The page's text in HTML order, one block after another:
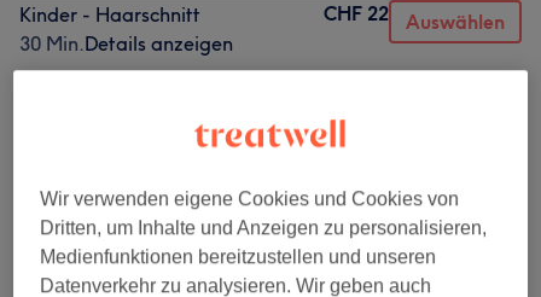
Kinder - Haarschnitt
30 Min.Details anzeigen
CHF 22 Auswählen
20 Min.Details anzeigen
Alle Services
Wir verwenden eigene Cookies und Cookies von
Dritten, um Inhalte und Anzeigen zu personalisieren,
Medienfunktionen bereitzustellen und unseren
Datenverkehr zu analysieren. Wir geben auch